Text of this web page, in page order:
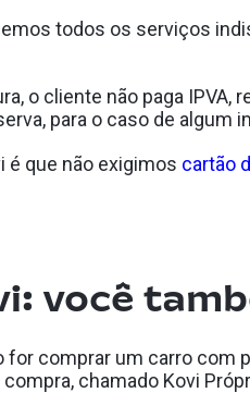
todos os serviços
o cliente não paga
para o caso de algum
é que não exigimos cartão
você
for comprar um carro com
chamado Kovi